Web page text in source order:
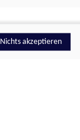
Nichts akzeptieren